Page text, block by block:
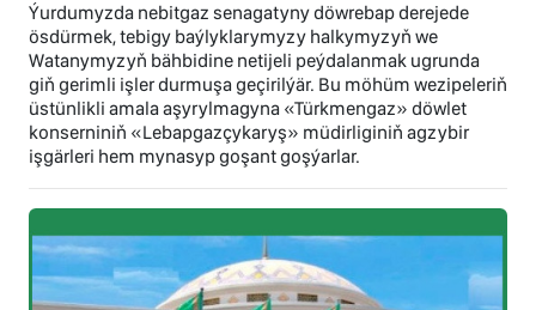
Ýurdumyzda nebitgaz senagatyny döwrebap derejede
ösdürmek, tebigy baýlyklarymyzy halkymyzyň we
Watanymyzyň bähbidine netijeli peýdalanmak ugrunda
giň gerimli işler durmuşa geçirilýär. Bu möhüm wezipeleriň
üstünlikli amala aşyrylmagyna «Türkmengaz» döwlet
konserniniň «Lebapgazçykaryş» müdirliginiň agzybir
işgärleri hem mynasyp goşant goşýarlar.